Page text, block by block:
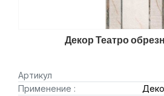
Декор Театро
Артикул
Применение :